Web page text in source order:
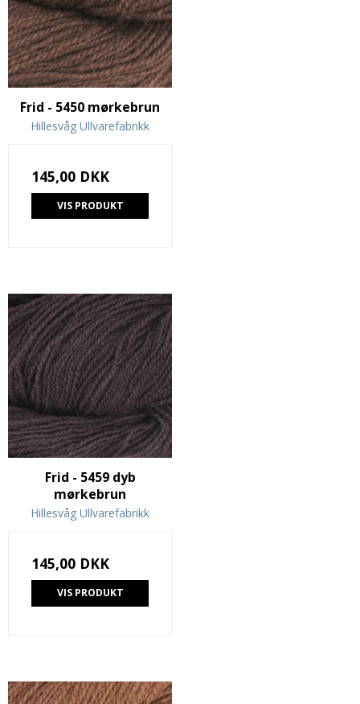
Frid - 5450 mørkebrun
Hillesvåg Ullvarefabrikk
145,00 DKK
VIS PRODUKT
Frid - 5459 dyb
mørkebrun
Hillesvåg Ullvarefabrikk
145,00 DKK
VIS PRODUKT